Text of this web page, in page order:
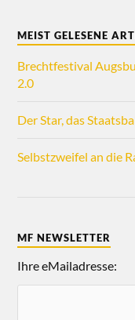
MEIST GELESENE
Brechtfestival
2.0
Der Star, das
Selbstzweifel an die
MF NEWSLETTER
Ihre eMailadresse: